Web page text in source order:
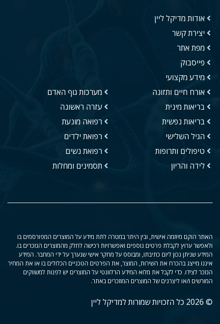
אודות מדיקל ליין
יצירת קשר
מפת אתר
פייסבוק
מידע מקצועי
אורח חיים ותזונה
בריאות מינית
בריאות נפשית
הגיל השלישי
טיפולים ותרופות
לידה והריון
מערכות גוף האדם
עזרה ראשונה
רפואה מונעת
רפואת ילדים
רפואת נשים
תסמינים ומחלות
האתר הוקם מיוזמה אישית, ובין היתר במטרה לתת מידע על המוצרים המפורסמים בו
ולאפשר ערוץ לקבלת פרטים נוספים ואפשרויות רכישה לחלק מהמוצרים הנזכרים בו.
המידע שניתן נכון ליום כתיבתו, ומבוסס על מחקר אישי שנערך על ידי המחבר. המידע
איננו מייצג בהכרח את השירות, המוצר, את הפרטים הטכניים הכלולים בו או את המחיר
הנזכר לצידו. כדי לקבל את מלוא המידע הרלוונטי על המוצרים יש לפנות למשווקים
המורשים ו/או ליצרנים של המוצרים המוזכרים באתר.
© 2026 כל הזכויות שמורות למדיקל ליין